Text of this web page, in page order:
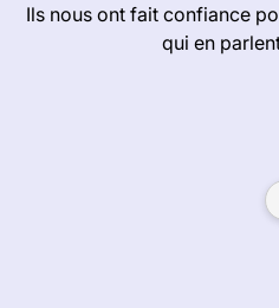
Ils nous ont fait confiance
qui en